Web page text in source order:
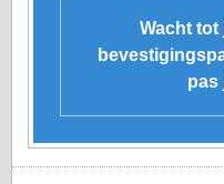
Wacht tot
pas